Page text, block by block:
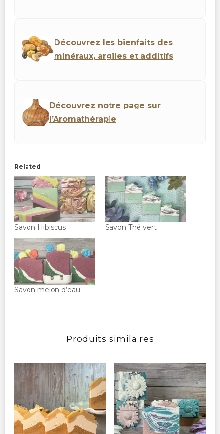
Découvrez les bienfaits des
minéraux, argiles et additifs
Découvrez notre page sur
l’Aromathérapie
Related
Savon Hibiscus Savon Thé vert
Savon melon d’eau
Produits similaires